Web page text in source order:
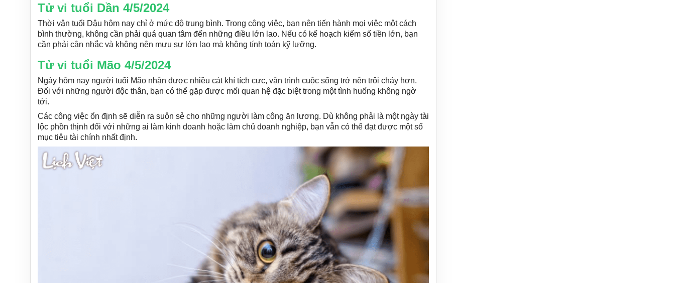
Tử vi tuổi Dần 4/5/2024
Thời vận tuổi Dậu hôm nay chỉ ở mức độ trung bình. Trong công việc, bạn nên tiến hành mọi việc một cách
bình thường, không cần phải quá quan tâm đến những điều lớn lao. Nếu có kế hoạch kiếm số tiền lớn, bạn
cần phải cân nhắc và không nên mưu sự lớn lao mà không tính toán kỹ lưỡng.
Tử vi tuổi Mão 4/5/2024
Ngày hôm nay người tuổi Mão nhận được nhiều cát khí tích cực, vận trình cuộc sống trở nên trôi chảy hơn.
Đối với những người độc thân, bạn có thể gặp được mối quan hệ đặc biệt trong một tình huống không ngờ
tới.
Các công việc ổn định sẽ diễn ra suôn sẻ cho những người làm công ăn lương. Dù không phải là một ngày tài
lộc phồn thịnh đối với những ai làm kinh doanh hoặc làm chủ doanh nghiệp, bạn vẫn có thể đạt được một số
mục tiêu tài chính nhất định.